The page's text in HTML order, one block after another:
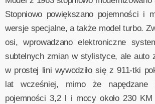
Stopniowo powiększano pojemności i
wersje specjalne, a także model turbo.
osi, wprowadzano elektroniczne
subtelnych zmian w stylistyce, ale auto
w prostej lini wywodziło się z 911-tki
lat wcześniej, mimo że napędzane
pojemności 3,2 l i mocy około 230